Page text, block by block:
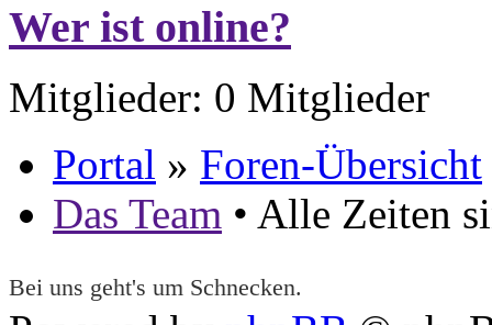
Wer ist online?
Mitglieder: 0 Mitglieder
Portal » Foren-Übersicht
Das Team • Alle Zeiten
Bei uns geht's um Schnecken.